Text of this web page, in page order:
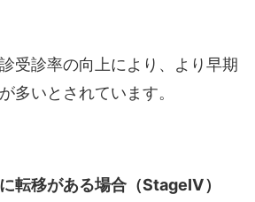
受診率の向上により、より早期
多いとされています。
転移がある場合（StageⅣ）